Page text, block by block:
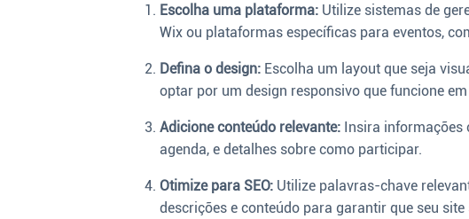
Escolha uma plataforma: Utilize sistemas de
Wix ou plataformas específicas para eventos,
Defina o design: Escolha um layout que seja
optar por um design responsivo que funcione
Adicione conteúdo relevante: Insira informações
agenda, e detalhes sobre como participar.
Otimize para SEO: Utilize palavras-chave
descrições e conteúdo para garantir que seu